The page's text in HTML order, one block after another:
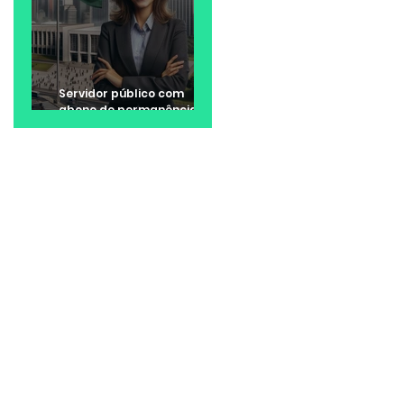
Servidor público com
abono de permanência
pode ter direito a valores